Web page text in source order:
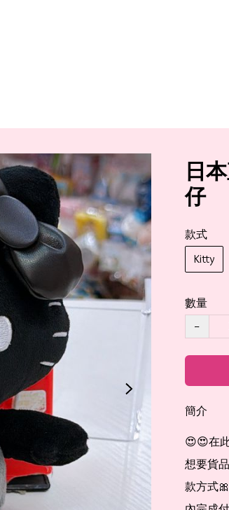
日
仔
款式
Kitty
數量
−
簡介
😍😍在
想要貨品
款方式